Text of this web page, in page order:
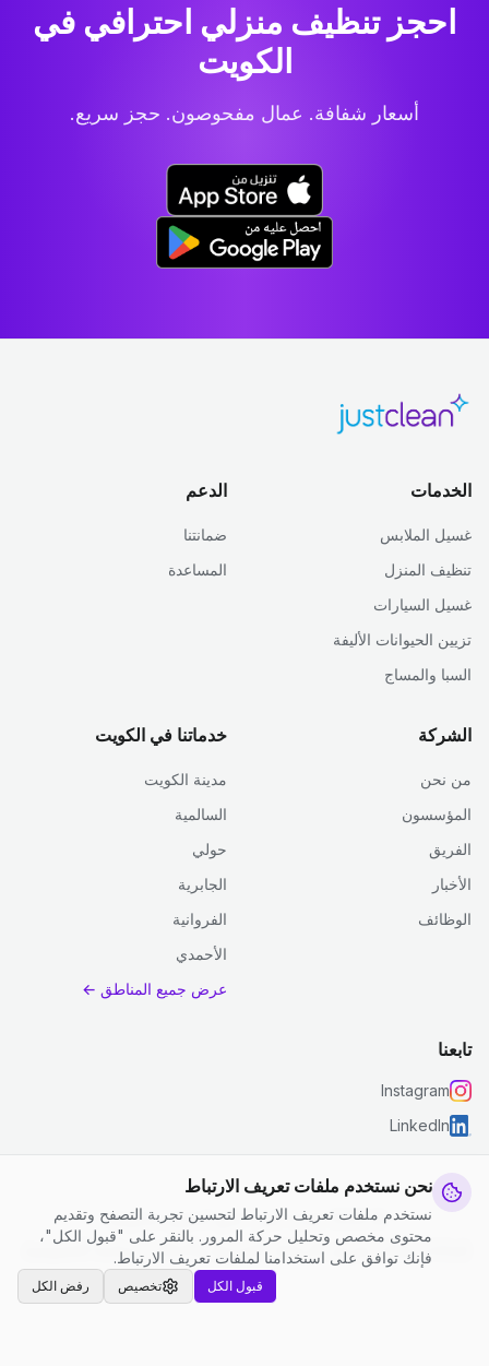
نحن نستخدم ملفات تعريف الارتباط
نستخدم ملفات تعريف الارتباط لتحسين تجربة التصفح وتقديم
محتوى مخصص وتحليل حركة المرور. بالنقر على "قبول الكل"،
فإنك توافق على استخدامنا لملفات تعريف الارتباط.
رفض الكل تخصيص قبول الكل
احجز تنظيف منزلي احترافي في
الكويت
أسعار شفافة. عمال مفحوصون. حجز سريع.
الخدمات
غسيل الملابس
تنظيف المنزل
غسيل السيارات
تزيين الحيوانات الأليفة
السبا والمساج
الدعم
ضمانتنا
المساعدة
الشركة
من نحن
المؤسسون
الفريق
الأخبار
الوظائف
خدماتنا في الكويت
مدينة الكويت
السالمية
حولي
الجابرية
الفروانية
الأحمدي
عرض جميع المناطق ←
تابعنا
Instagram
LinkedIn
© 2026 جست كلين. جميع الحقوق محفوظة.
سياسة الخصوصية
الشروط والأحكام | إعدادات ملفات تعريف الارتباط